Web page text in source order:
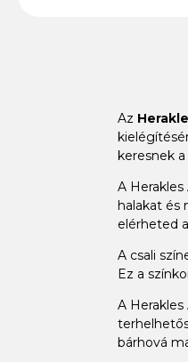
Az
keresnek
A
halakat és
elérheted
A csali
Ez a
A
bárhová